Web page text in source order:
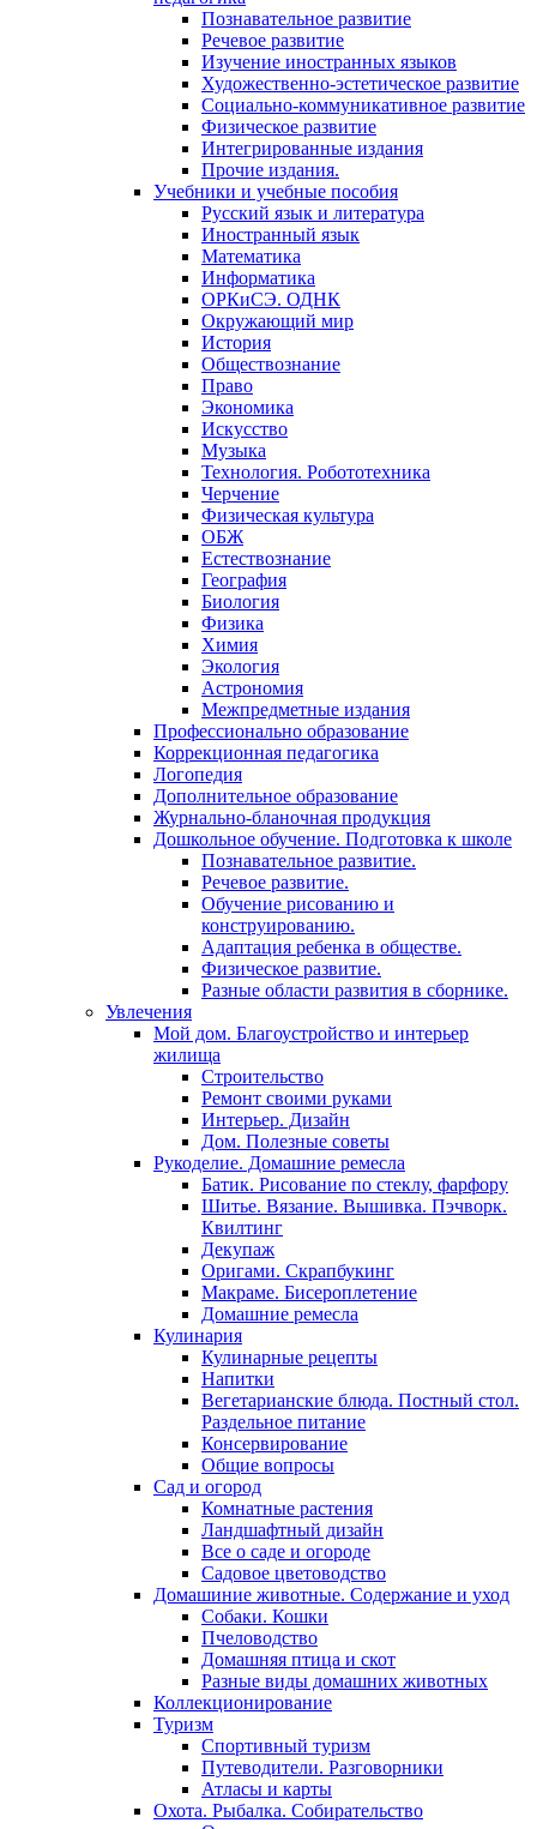
Познавательное развитие
Речевое развитие
Изучение иностранных языков
Художественно-эстетическое развитие
Социально-коммуникативное развитие
Физическое развитие
Интегрированные издания
Прочие издания.
Учебники и учебные пособия
Русский язык и литература
Иностранный язык
Математика
Информатика
ОРКиСЭ. ОДНК
Окружающий мир
История
Обществознание
Право
Экономика
Искусство
Музыка
Технология. Робототехника
Черчение
Физическая культура
ОБЖ
Естествознание
География
Биология
Физика
Химия
Экология
Астрономия
Межпредметные издания
Профессионально образование
Коррекционная педагогика
Логопедия
Дополнительное образование
Журнально-бланочная продукция
Дошкольное обучение. Подготовка к школе
Познавательное развитие.
Речевое развитие.
Обучение рисованию и
конструированию.
Адаптация ребенка в обществе.
Физическое развитие.
Разные области развития в сборнике.
Увлечения
Мой дом. Благоустройство и интерьер
жилища
Строительство
Ремонт своими руками
Интерьер. Дизайн
Дом. Полезные советы
Рукоделие. Домашние ремесла
Батик. Рисование по стеклу, фарфору
Шитье. Вязание. Вышивка. Пэчворк.
Квилтинг
Декупаж
Оригами. Скрапбукинг
Макраме. Бисероплетение
Домашние ремесла
Кулинария
Кулинарные рецепты
Напитки
Вегетарианские блюда. Постный стол.
Раздельное питание
Консервирование
Общие вопросы
Сад и огород
Комнатные растения
Ландшафтный дизайн
Все о саде и огороде
Садовое цветоводство
Домашиние животные. Содержание и уход
Собаки. Кошки
Пчеловодство
Домашняя птица и скот
Разные виды домашних животных
Коллекционирование
Туризм
Спортивный туризм
Путеводители. Разговорники
Атласы и карты
Охота. Рыбалка. Собирательство